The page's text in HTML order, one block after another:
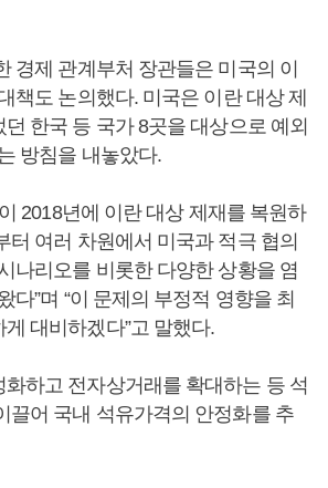
경제 관계부처 장관들은 미국의 이
책도 논의했다. 미국은 이란 대상 제
한국 등 국가 8곳을 대상으로 예외
방침을 내놓았다.
2018년에 이란 대상 제재를 복원하
터 여러 차원에서 미국과 적극 협의
나리오를 비롯한 다양한 상황을 염
다”며 “이 문제의 부정적 영향을 최
대비하겠다”고 말했다.
하고 전자상거래를 확대하는 등 석
끌어 국내 석유가격의 안정화를 추